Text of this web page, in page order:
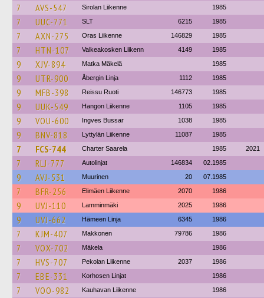
7 AVS-547 Sirolan Liikenne 1985
7 UUC-771 SLT 6215 1985
7 AXN-275 Oras Liikenne 146829 1985
7 HTN-107 Valkeakosken Liikenn 4149 1985
9 XJV-894 Matka Mäkelä 1985
9 UTR-900 Åbergin Linja 1112 1985
9 MFB-398 Reissu Ruoti 146773 1985
9 UUK-549 Hangon Liikenne 1105 1985
9 VOU-600 Ingves Bussar 1038 1985
9 BNV-818 Lyttylän Liikenne 11087 1985
7 FCS-744 Charter Saarela 1985 2021
7 RLJ-777 Autolinjat 146834 02.1985
9 AVJ-531 Muurinen 20 07.1985
7 BFR-256 Elimäen Liikenne 2070 1986
9 UVJ-110 Lamminmäki 2025 1986
9 UVJ-662 Hämeen Linja 6345 1986
7 KJM-407 Makkonen 79786 1986
7 VOX-702 Mäkela 1986
7 HVS-707 Pekolan Liikenne 2037 1986
7 EBE-331 Korhosen Linjat 1986
7 VOO-982 Kauhavan Liikenne 1986